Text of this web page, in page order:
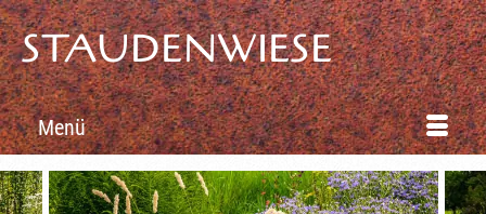
STAUDENWIESE
Menü